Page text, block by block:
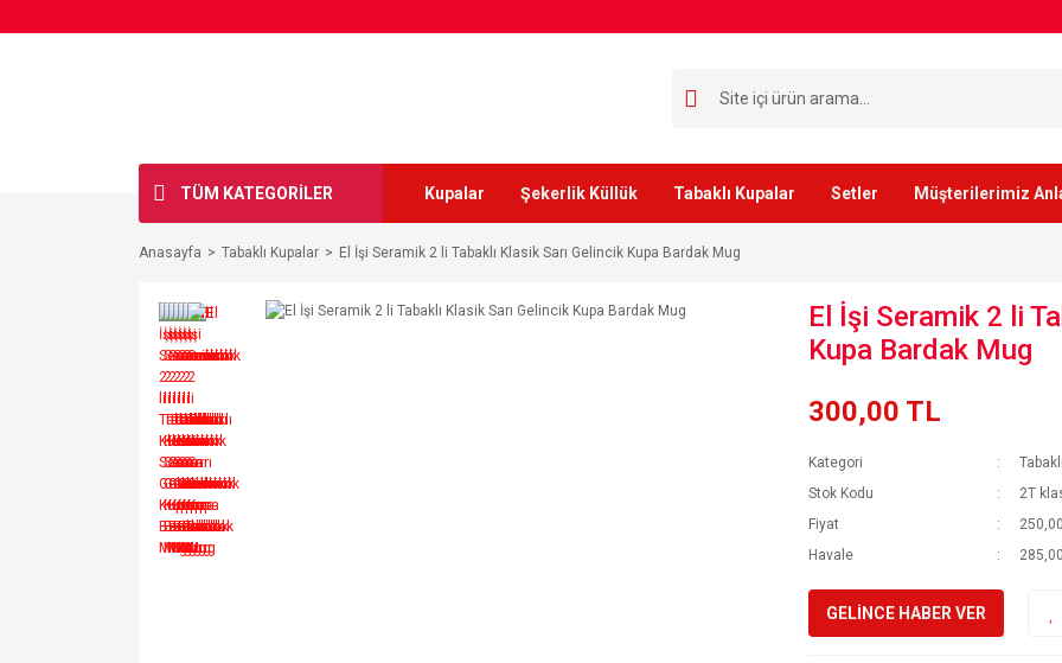
TÜM KATEGORİLER Kupalar Şekerlik Küllük Tabaklı Kupalar Setler Müşterilerimiz
Anasayfa Tabaklı Kupalar El İşi Seramik 2 li Tabaklı Klasik Sarı Gelincik Kupa Bardak Mug
El İşi Seramik 2 li
Kupa Bardak Mug
300,00 TL
Kategori
Stok Kodu
2T
Fiyat
Havale
GELİNCE HABER VER